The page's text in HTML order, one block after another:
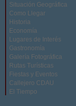
Situación Geográfica
Como Llegar
Historia
Economía
Lugares de Interés
Gastronomía
Galería Fotográfica
Rutas Turísticas
Fiestas y Eventos
Callejero CDAU
El Tiempo